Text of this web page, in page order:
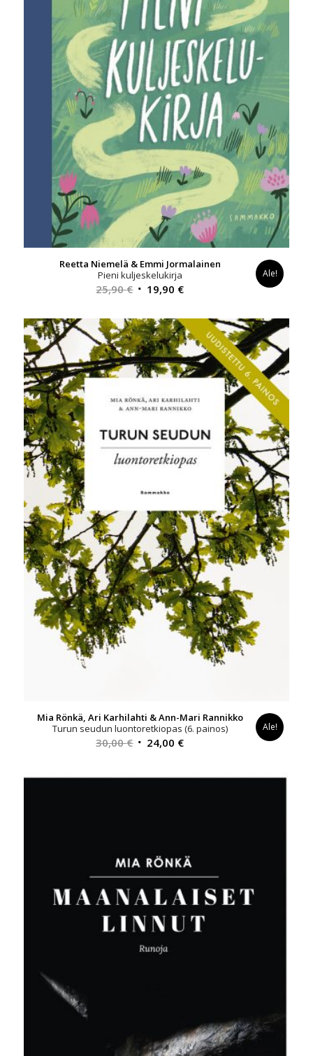
Reetta Niemelä & Emmi Jormalainen
Pieni kuljeskelukirja
25,90€ Alkuperäinen
oli:
25,90 €.
19,90 €Nykyinen
on:
19,90 €.
Ale!
Mia Rönkä, Ari Karhilahti & Ann-Mari Rannikko
Turun seudun luontoretkiopas (6. painos)
30,00€ Alkuperäinen
oli:
24,00 €Nykyinen
on:
Ale!